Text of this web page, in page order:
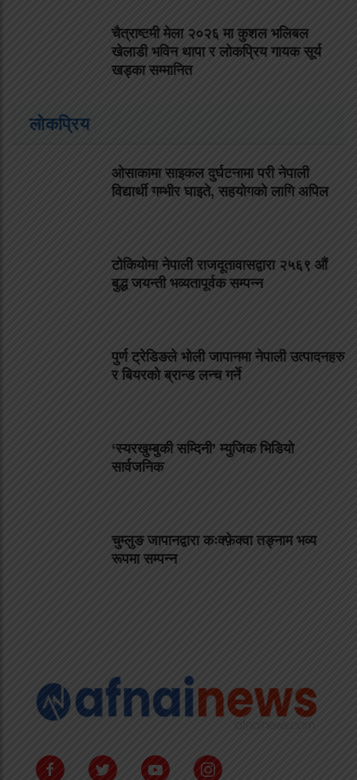
चैत्राष्टमी मेला २०२६ मा कुशल भलिबल
खेलाडी भविन थापा र लोकप्रिय गायक सूर्य
खड्का सम्मानित
लोकप्रिय
ओसाकामा साइकल दुर्घटनामा परी नेपाली
विद्यार्थी गम्भीर घाइते, सहयोगको लागि अपिल
टोकियोमा नेपाली राजदूतावासद्वारा २५६९ औं
बुद्ध जयन्ती भव्यतापूर्वक सम्पन्न
पुर्ण ट्रेडिङले भोली जापानमा नेपाली उत्पादनहरु
र बियरको ब्रान्ड लन्च गर्ने
‘स्यरखुम्बुकी सम्दिनी’ म्युजिक भिडियो
सार्वजनिक
चुम्लुङ जापानद्वारा कःक्फ़ेक्वा तङ्नाम भव्य
रूपमा सम्पन्न